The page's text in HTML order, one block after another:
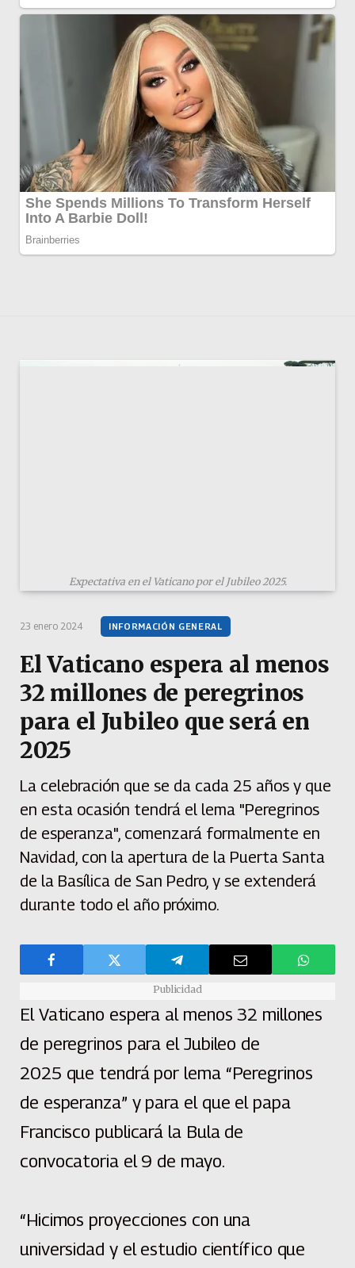
23 enero 2024 INFORMACIÓN GENERAL
El Vaticano espera al menos
32 millones de peregrinos
para el Jubileo que será en
2025
La celebración que se da cada 25 años y que
en esta ocasión tendrá el lema "Peregrinos
de esperanza", comenzará formalmente en
Navidad, con la apertura de la Puerta Santa
de la Basílica de San Pedro, y se extenderá
durante todo el año próximo.
Expectativa en el Vaticano por el Jubileo 2025.
Publicidad
El Vaticano espera al menos 32 millones
de peregrinos para el Jubileo de
2025 que tendrá por lema “Peregrinos
de esperanza” y para el que el papa
Francisco publicará la Bula de
convocatoria el 9 de mayo.
“Hicimos proyecciones con una
universidad y el estudio científico que